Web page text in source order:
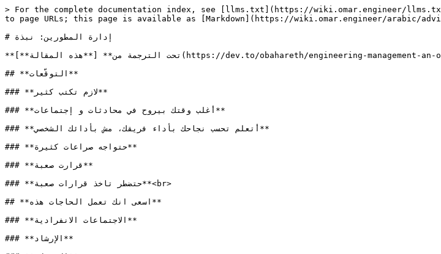
> For the complete documentation index, see [llms.txt](https://wiki.omar.engineer/
to page URLs; this page is available as [Markdown](https://wiki.omar.engineer/arabic/
# إدارة المطورين: نبذة
**تحت الترجمة من** [**هذه المقالة**](https://dev.to/obahareth/engineering-management-an-overview-1814)**.**
## **التوقّعات**
### **لازم تكتب كثير**
### **أغلب وقتك بيروح في محادثات و إجتماعات**
### **أتعلم تحسب نجاحك بأداء فريقك، مش بأدائك الشخصي**
### **حتواجه صراعات كثيرة**
### **قرارت صعبة**
### **حتضطر تاخذ قرارات صعبة**<br>
## **اسعى انك تعمل الحاجات هذه**
### **الاجتماعات الانفرادية**
### **الإرشاد**